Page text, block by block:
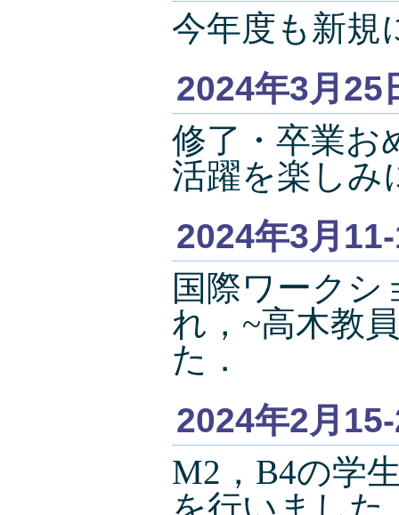
今年度も新規
2024年3月25
修了・卒業お
活躍を楽しみ
2024年3月
国際ワークシ
れ，~高木教
た．
2024年2月
M2，B4の学
を行いました